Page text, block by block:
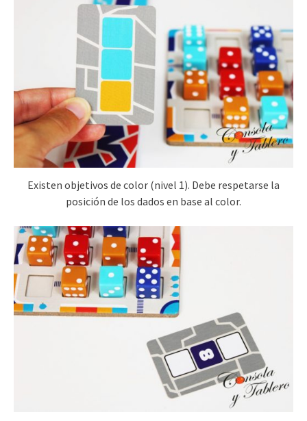
Existen objetivos de color (nivel 1). Debe respetarse la
posición de los dados en base al color.